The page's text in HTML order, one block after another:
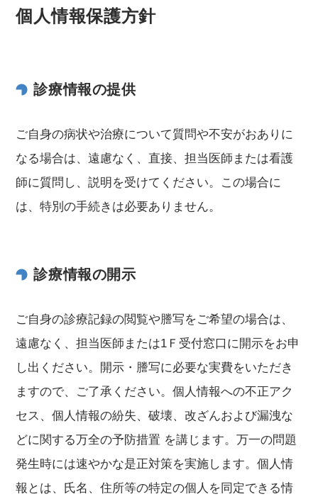
個人情報保護方針
診療情報の提供
ご自身の病状や治療について質問や不安がおありに
なる場合は、遠慮なく、直接、担当医師または看護
師に質問し、説明を受けてください。この場合に
は、特別の手続きは必要ありません。
診療情報の開示
ご自身の診療記録の閲覧や謄写をご希望の場合は、
遠慮なく、担当医師または1Ｆ受付窓口に開示をお申
し出ください。開示・謄写に必要な実費をいただき
ますので、ご了承ください。個人情報への不正アク
セス、個人情報の紛失、破壊、改ざんおよび漏洩な
どに関する万全の予防措置 を講じます。万一の問題
発生時には速やかな是正対策を実施します。個人情
報とは、氏名、住所等の特定の個人を同定できる情